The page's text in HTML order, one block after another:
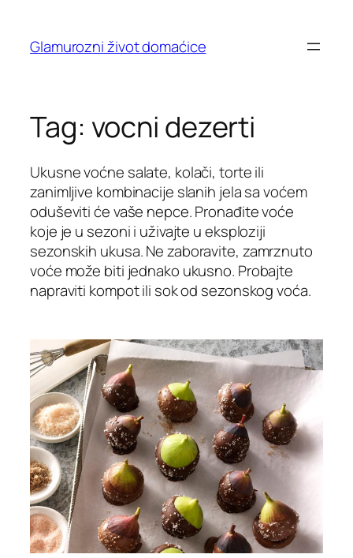
content
Glamurozni život domaćice
Tag: vocni dezerti
Ukusne voćne salate, kolači, torte ili
zanimljive kombinacije slanih jela sa voćem
oduševiti će vaše nepce. Pronađite voće
koje je u sezoni i uživajte u eksploziji
sezonskih ukusa. Ne zaboravite, zamrznuto
voće može biti jednako ukusno. Probajte
napraviti kompot ili sok od sezonskog voća.